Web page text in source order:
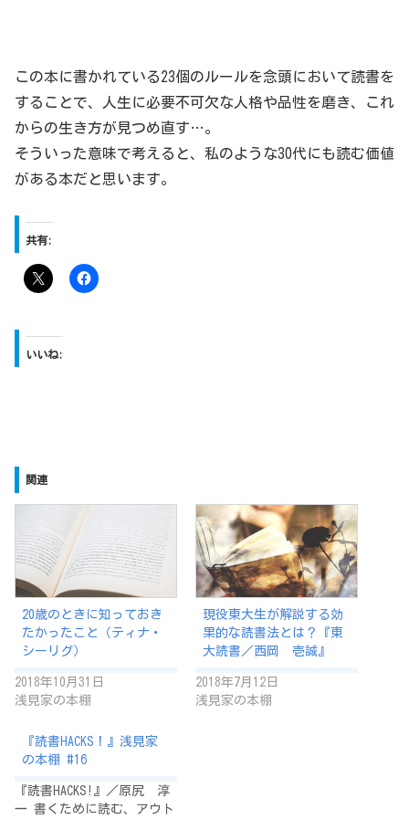
この本に書かれている23個のルールを念頭において読書を
することで、人生に必要不可欠な人格や品性を磨き、これ
からの生き方が見つめ直す…。
そういった意味で考えると、私のような30代にも読む価値
がある本だと思います。
共有:
いいね:
関連
20歳のときに知っておき
たかったこと（ティナ・
シーリグ）
2018年10月31日
浅見家の本棚
現役東大生が解説する効
果的な読書法とは？『東
大読書／西岡 壱誠』
2018年7月12日
浅見家の本棚
『読書HACKS！』浅見家
の本棚 #16
『読書HACKS!』／原尻 淳
一 書くために読む、アウト